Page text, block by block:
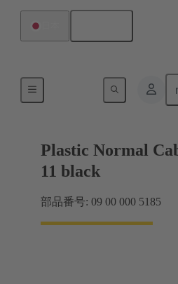
ケーブルグランド
Plastic Normal
11 black
部品番号: 09 00 000 5185